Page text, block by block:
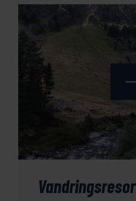
Vandringsresor